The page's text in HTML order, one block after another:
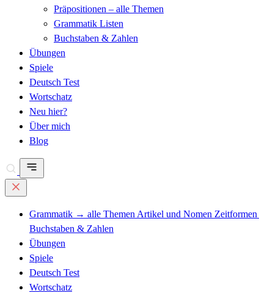
Präpositionen – alle Themen
Grammatik Listen
Buchstaben & Zahlen
Übungen
Spiele
Deutsch Test
Wortschatz
Neu hier?
Über mich
Blog
Grammatik → alle Themen Artikel und Nomen Zeitformen
Buchstaben & Zahlen
Übungen
Spiele
Deutsch Test
Wortschatz